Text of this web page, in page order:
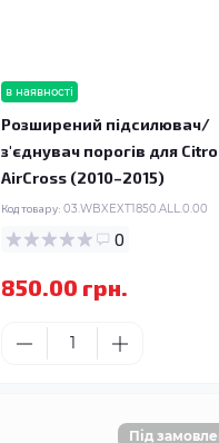
в наявності
Розширений підсилювач/
з'єднувач порогів для
AirCross (2010–2015)
Код товару: 03.WBXEXT1850.ALL.0.00
0
850.00 грн.